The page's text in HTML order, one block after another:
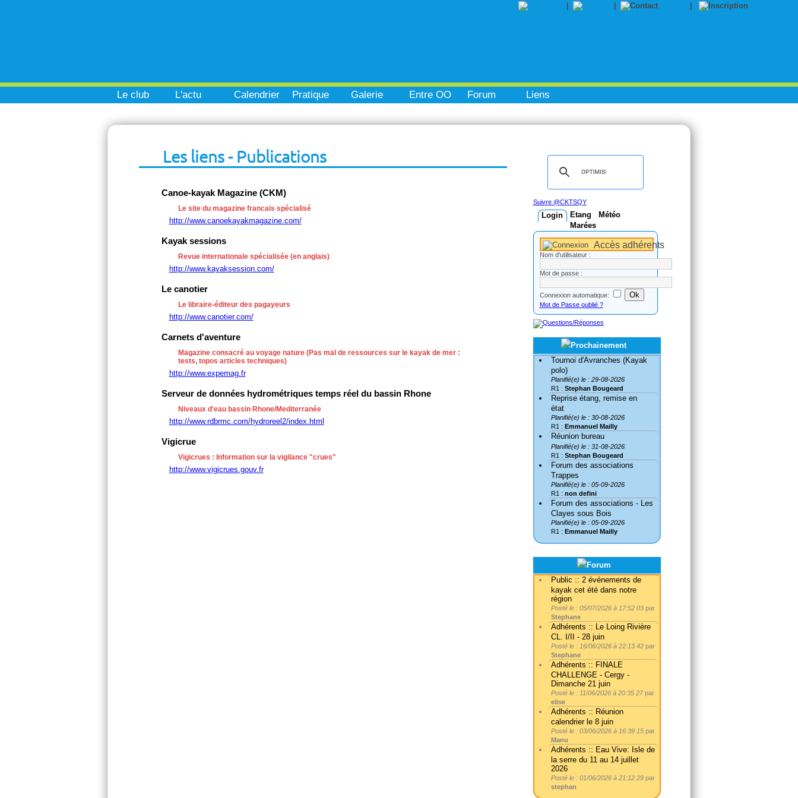
Le club L'actu Calendrier Pratique Galerie Entre OO Forum Liens
Les liens - Publications
Canoe-kayak Magazine (CKM)
Le site du magazine francais spécialisé
http://www.canoekayakmagazine.com/
Kayak sessions
Revue internationale spécialisée (en anglais)
http://www.kayaksession.com/
Le canotier
Le libraire-éditeur des pagayeurs
http://www.canotier.com/
Carnets d'aventure
Magazine consacré au voyage nature (Pas mal de ressources sur le kayak de mer :
tests, topos articles techniques)
http://www.expemag.fr
Serveur de données hydrométriques temps réel du bassin Rhone
Niveaux d'eau bassin Rhone/Mediterranée
http://www.rdbrmc.com/hydroreel2/index.html
Vigicrue
Vigicrues : Information sur la vigilance "crues"
http://www.vigicrues.gouv.fr
Suivre @CKTSQY
Login Etang
Météo
Marées
Accès adhérents
Nom d'utilisateur :
Mot de passe :
Connexion automatique:
Mot de Passe oublié ?
Tournoi d'Avranches (Kayak
polo)
Planifié(e) le : 29-08-2026
R1 : Stephan Bougeard
Reprise étang, remise en
état
Planifié(e) le : 30-08-2026
R1 : Emmanuel Mailly
Réunion bureau
Planifié(e) le : 31-08-2026
R1 : Stephan Bougeard
Forum des associations
Trappes
Planifié(e) le : 05-09-2026
R1 : non defini
Forum des associations - Les
Clayes sous Bois
Planifié(e) le : 05-09-2026
R1 : Emmanuel Mailly
Public :: 2 événements de
kayak cet été dans notre
région
Posté le : 05/07/2026 à 17:52 03 par
Stephane
Adhérents :: Le Loing Rivière
CL. I/II - 28 juin
Posté le : 16/06/2026 à 22:13 42 par
Stephane
Adhérents :: FINALE
CHALLENGE - Cergy -
Dimanche 21 juin
Posté le : 11/06/2026 à 20:35 27par
elise
Adhérents :: Réunion
calendrier le 8 juin
Posté le : 03/06/2026 à 16:39 15 par
Manu
Adhérents :: Eau Vive: Isle de
la serre du 11 au 14 juillet
2026
Posté le : 01/06/2026 à 21:12 29 par
stephan